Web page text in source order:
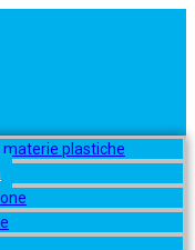
plastiche